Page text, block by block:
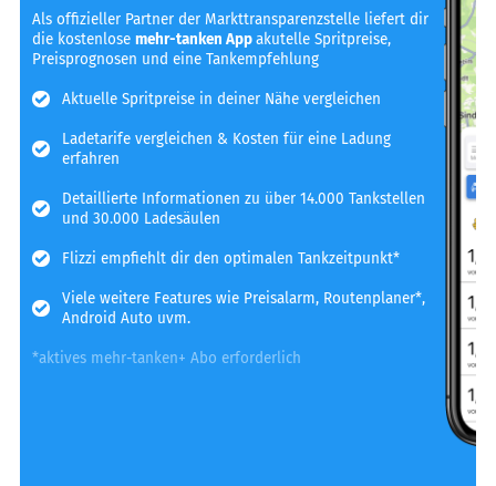
Als offizieller Partner der Markttransparenzstelle liefert dir
die kostenlosemehr-tanken Appakutelle Spritpreise,
Preisprognosen und eine Tankempfehlung
Aktuelle Spritpreise in deiner Nähe vergleichen
Ladetarife vergleichen & Kosten für eine Ladung
erfahren
Detaillierte Informationen zu über 14.000 Tankstellen
und 30.000 Ladesäulen
Flizzi empfiehlt dir den optimalen Tankzeitpunkt*
Viele weitere Features wie Preisalarm, Routenplaner*,
Android Auto uvm.
*aktives mehr-tanken+ Abo erforderlich